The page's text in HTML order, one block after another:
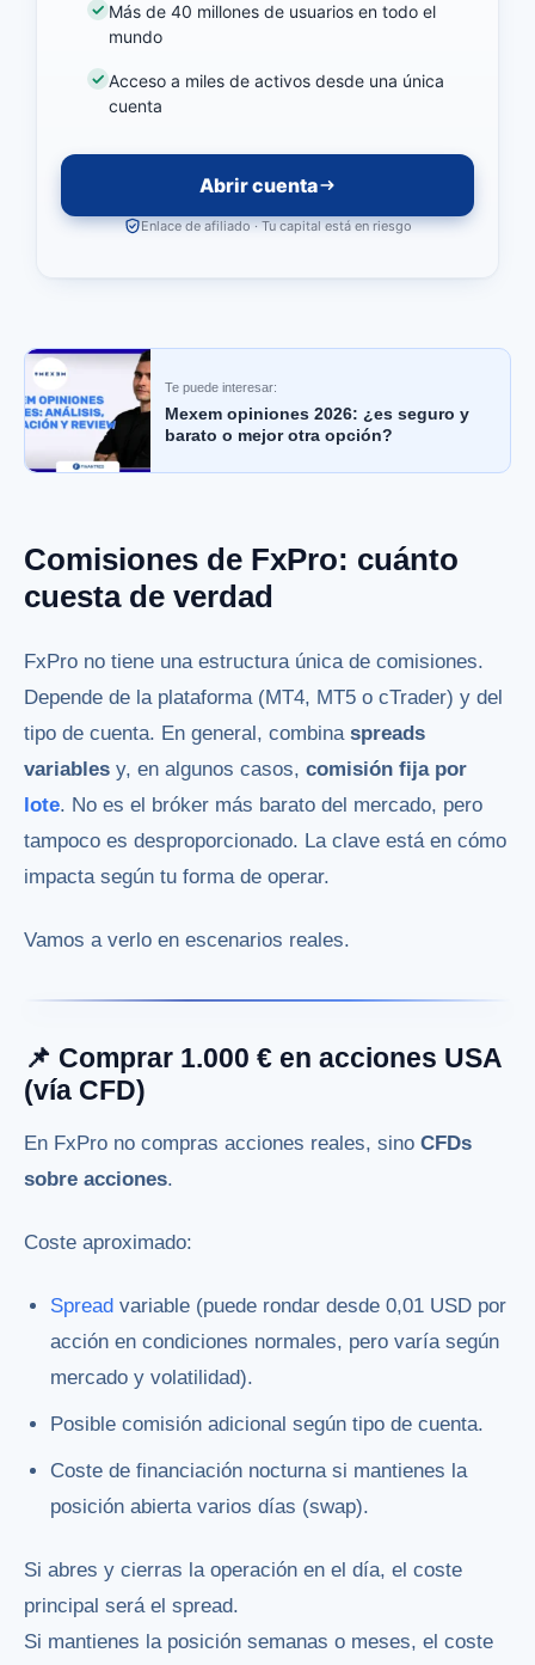
Más de 40 millones de usuarios en todo el
mundo
Acceso a miles de activos desde una única
cuenta
Abrir cuenta
Enlace de afiliado · Tu capital está en riesgo
Te puede interesar:
Mexem opiniones 2026: ¿es seguro y
barato o mejor otra opción?
Comisiones de FxPro: cuánto
cuesta de verdad
FxPro no tiene una estructura única de comisiones.
Depende de la plataforma (MT4, MT5 o cTrader) y del
tipo de cuenta. En general, combina spreads
variables y, en algunos casos, comisión fija por
lote. No es el bróker más barato del mercado, pero
tampoco es desproporcionado. La clave está en cómo
impacta según tu forma de operar.
Vamos a verlo en escenarios reales.
📌 Comprar 1.000 € en acciones USA
(vía CFD)
En FxPro no compras acciones reales, sino CFDs
sobre acciones.
Coste aproximado:
Spread variable (puede rondar desde 0,01 USD por
acción en condiciones normales, pero varía según
mercado y volatilidad).
Posible comisión adicional según tipo de cuenta.
Coste de financiación nocturna si mantienes la
posición abierta varios días (swap).
Si abres y cierras la operación en el día, el coste
principal será el spread.
Si mantienes la posición semanas o meses, el coste